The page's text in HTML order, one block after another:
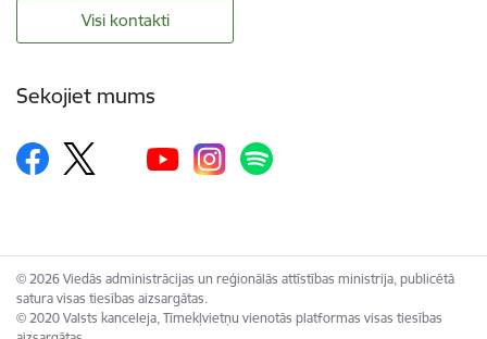
Visi kontakti
Sekojiet mums
© 2026 Viedās administrācijas un reģionālās attīstības ministrija, publicētā
satura visas tiesības aizsargātas.
© 2020 Valsts kanceleja, Tīmekļvietņu vienotās platformas visas tiesības